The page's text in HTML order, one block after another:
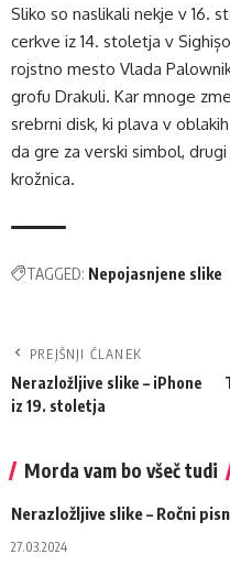
Sliko so naslikali nekje v 16.
cerkve iz 14. stoletja v
rojstno mesto Vlada
grofu Drakuli. Kar mnoge
srebrni disk, ki plava v
da gre za verski simbol,
krožnica.
TAGGED: Nepojasnjene slike
PREJŠNJI ČLANEK
Nerazložljive slike – iPhone
iz 19. stoletja
Morda vam bo všeč tudi
Nerazložljive slike – Ročni
27.03.2024